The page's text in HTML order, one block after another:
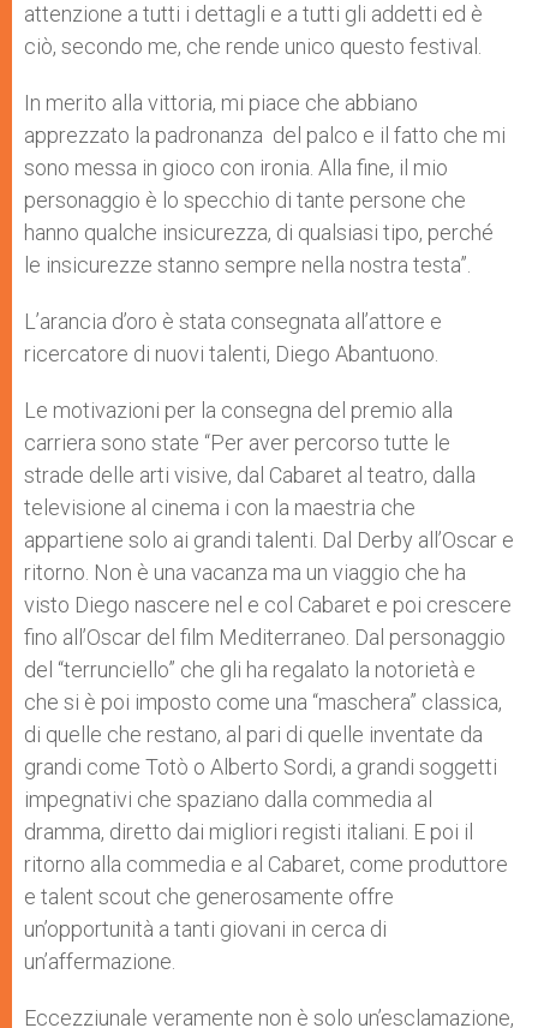
attenzione a tutti i dettagli e a tutti gli addetti ed è
ciò, secondo me, che rende unico questo festival.
In merito alla vittoria, mi piace che abbiano
apprezzato la padronanza del palco e il fatto che mi
sono messa in gioco con ironia. Alla fine, il mio
personaggio è lo specchio di tante persone che
hanno qualche insicurezza, di qualsiasi tipo, perché
le insicurezze stanno sempre nella nostra testa”.
L’arancia d’oro è stata consegnata all’attore e
ricercatore di nuovi talenti, Diego Abantuono.
Le motivazioni per la consegna del premio alla
carriera sono state “Per aver percorso tutte le
strade delle arti visive, dal Cabaret al teatro, dalla
televisione al cinema i con la maestria che
appartiene solo ai grandi talenti. Dal Derby all’Oscar e
ritorno. Non è una vacanza ma un viaggio che ha
visto Diego nascere nel e col Cabaret e poi crescere
fino all’Oscar del film Mediterraneo. Dal personaggio
del “terrunciello” che gli ha regalato la notorietà e
che si è poi imposto come una “maschera” classica,
di quelle che restano, al pari di quelle inventate da
grandi come Totò o Alberto Sordi, a grandi soggetti
impegnativi che spaziano dalla commedia al
dramma, diretto dai migliori registi italiani. E poi il
ritorno alla commedia e al Cabaret, come produttore
e talent scout che generosamente offre
un’opportunità a tanti giovani in cerca di
un’affermazione.
Eccezziunale veramente non è solo un’esclamazione,